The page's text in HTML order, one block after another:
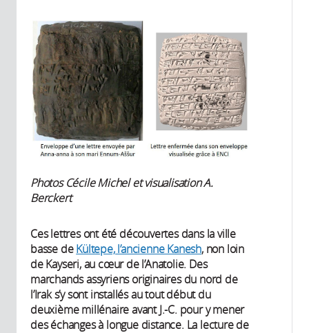
Photos Cécile Michel et visualisation A.
Berckert
Ces lettres ont été découvertes dans la ville
basse deKültepe, l’ancienne Kanesh, non loin
de Kayseri, au cœur de l’Anatolie. Des
marchands assyriens originaires du nord de
l’Irak s’y sont installés au tout début du
deuxième millénaire avant J.-C. pour y mener
des échanges à longue distance. La lecture de